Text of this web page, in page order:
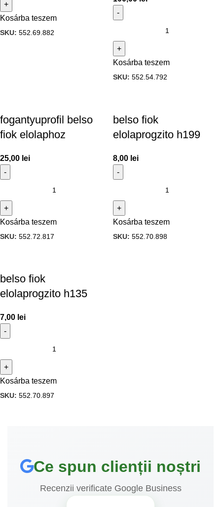
Kosárba teszem
SKU: 552.69.882
Kosárba teszem
SKU: 552.54.792
fogantyuprofil belso
fiok elolaphoz
25,00 lei
Kosárba teszem
SKU: 552.72.817
belso fiok
elolaprogzito h199
8,00 lei
Kosárba teszem
SKU: 552.70.898
belso fiok
elolaprogzito h135
7,00 lei
Kosárba teszem
SKU: 552.70.897
Ce spun clienții noștri
Recenzii verificate Google Business